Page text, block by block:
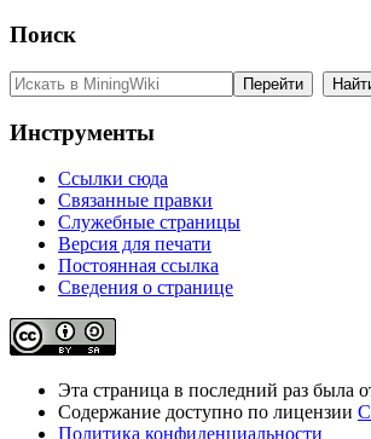
Поиск
Инструменты
Ссылки сюда
Связанные правки
Служебные страницы
Версия для печати
Постоянная ссылка
Сведения о странице
Эта страница в последний раз была
Содержание доступно по лицензии
Политика конфиденциальности